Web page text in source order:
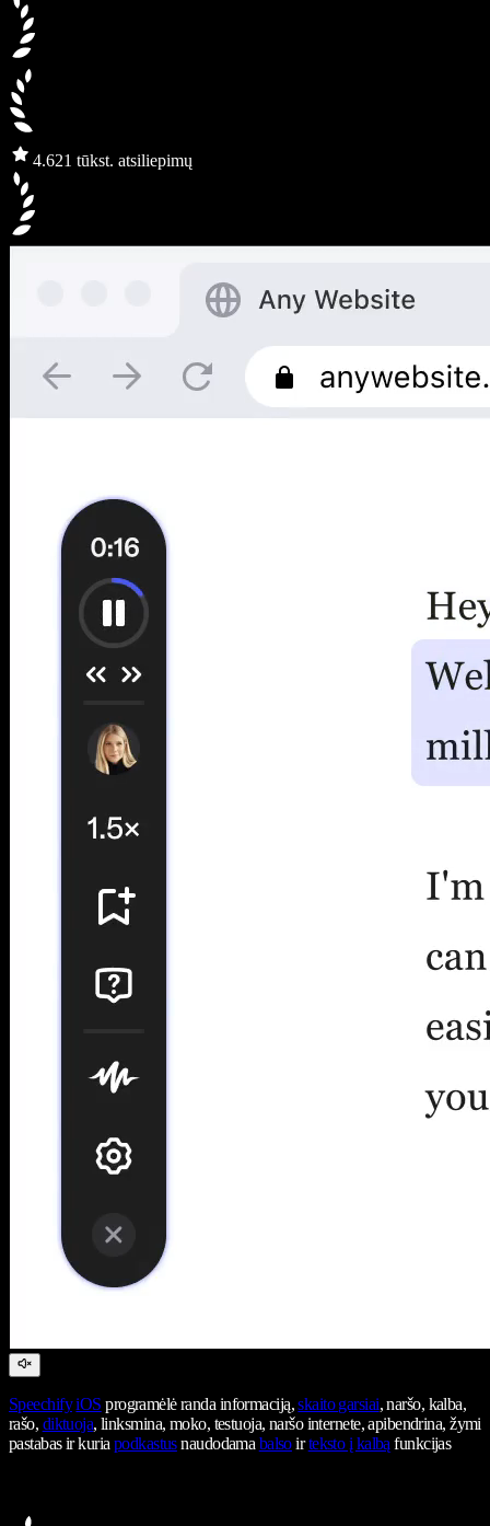
4.621 tūkst. atsiliepimų
Speechify iOS programėlė randa informaciją,skaito garsiai, naršo, kalba,
rašo, diktuoja, linksmina, moko, testuoja, naršo internete, apibendrina, žymi
pastabas ir kuriapodkastusnaudodamabalsoirteksto į kalbąfunkcijas